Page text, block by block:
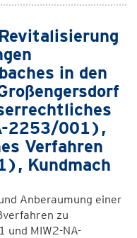
in den
2253/001),
Verfahren
Kundmach
Anberaumung einer
zu
und MIW2-NA-